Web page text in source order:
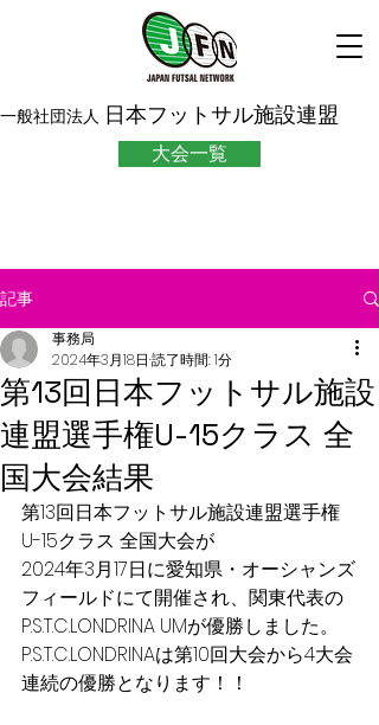
一般社団法人 日本フットサル施設連盟
大会一覧
記事
第13回日本フットサル施設
連盟選手権U-15クラス 全
国大会結果
事務局
2024年3月18日 読了時間: 1分
第13回日本フットサル施設連盟選手権
U-15クラス 全国大会が
2024年3月17日に愛知県・オーシャンズ
フィールドにて開催され、関東代表の
P.S.T.C.LONDRINA UMが優勝しました。
P.S.T.C.LONDRINAは第10回大会から4大会
連続の優勝となります！！